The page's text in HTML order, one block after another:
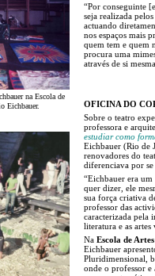
na Escola de
Eichbauer.
“Por conseguinte
seja realizada
actuando
nos espaços mais
quem tem e quem
procura uma
através de si
OFICINA DO
Sobre o teatro
professora e
estudiar como
Eichbauer (Rio de
renovadores do
diferenciava por
“Eichbauer era
quer dizer, ele
sua força criativa
professor das
caracterizada pela
literatura e as artes
Na Escola de
Eichbauer
Pluridimensional,
onde o professor e